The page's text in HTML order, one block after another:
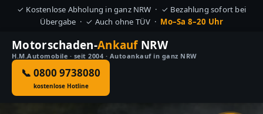
✓ Kostenlose Abholung in ganz NRW · ✓ Bezahlung sofort bei
Übergabe · ✓ Auch ohne TÜV · Mo–Sa 8–20 Uhr
Motorschaden-AnkaufNRW
H.M.Automobile · seit 2004 · Autoankauf in ganz NRW
📞 0800 9738080
kostenlose Hotline